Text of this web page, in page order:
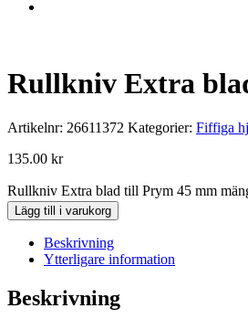
Rullkniv Extra
Artikelnr: 26611372 Kategorier: Fiffiga
135.00 kr
Rullkniv Extra blad till Prym 45 mm
Lägg till i varukorg
Beskrivning
Ytterligare information
Beskrivning